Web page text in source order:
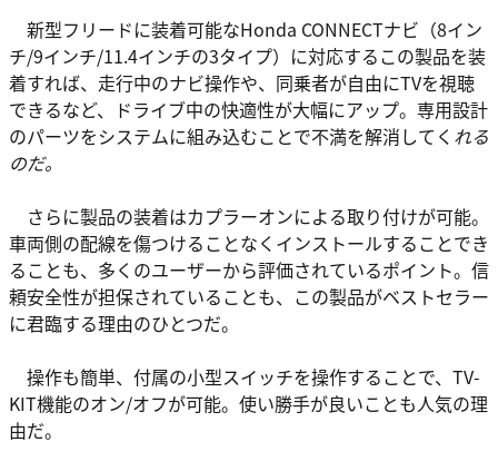
新型フリードに装着可能なHonda CONNECTナビ（8イン
チ/9インチ/11.4インチの3タイプ）に対応するこの製品を装
着すれば、走行中のナビ操作や、同乗者が自由にTVを視聴
できるなど、ドライブ中の快適性が大幅にアップ。専用設計
のパーツをシステムに組み込むことで不満を解消してく れる
のだ。
さらに製品の装着はカプラーオンによる取り付けが可能。
車両側の配線を傷つけることなくインストールすることでき
ることも、多くのユーザーから評価されているポイント。信
頼安全性が担保されていることも、この製品がベストセラー
に君臨する理由のひとつだ。
操作も簡単、付属の小型スイッチを操作することで、TV-
KIT機能のオン/オフが可能。使い勝手が良いことも人気の理
由だ。